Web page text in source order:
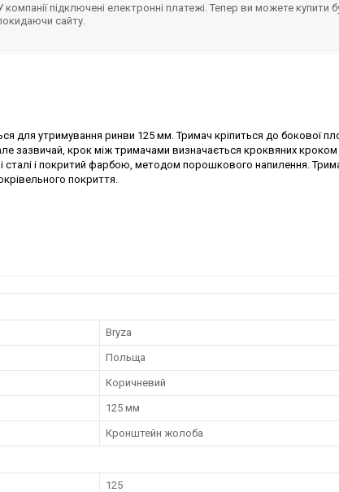
компанії підключені електронні платежі. Тепер ви можете купити
сайту.
для утримування ринви 125 мм. Тримач кріпиться до бокової
зазвичай, крок між тримачами визначається кроквяних кроком
сталі і покритий фарбою, методом порошкового напилення.
покриття.
Bryza
Польща
Коричневий
125 мм
Кронштейн жолоба
125